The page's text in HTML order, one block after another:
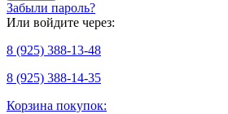
Забыли пароль?
Или войдите через:
8 (925) 388-13-48
8 (925) 388-14-35
Корзина покупок: